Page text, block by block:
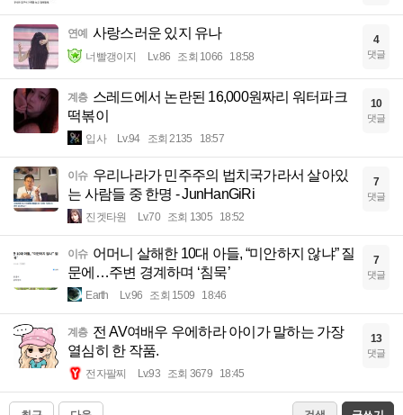
연예 사랑스러운 있지 유나
너빨갱이지 Lv.86 조회 1066 18:58
4
댓글
계층 스레드에서 논란된 16,000원짜리 워터파크
떡볶이
입사 Lv.94 조회 2135 18:57
10
댓글
이슈 우리나라가 민주주의 법치국가라서 살아있
는 사람들 중 한명 - JunHanGiRi
진겟타원 Lv.70 조회 1305 18:52
7
댓글
이슈 어머니 살해한 10대 아들, “미안하지 않냐” 질
문에…주변 경계하며 ‘침묵’
Earth Lv.96 조회 1509 18:46
7
댓글
계층 전 AV여배우 우에하라 아이가 말하는 가장
열심히 한 작품.
전자팔찌 Lv.93 조회 3679 18:45
13
댓글